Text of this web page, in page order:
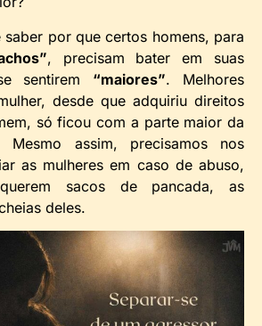
saber por que certos homens, para
, precisam bater em suas
sentirem “maiores”. Melhores
desde que adquiriu direitos
só ficou com a parte maior da
Mesmo assim, precisamos nos
as mulheres em caso de abuso,
sacos de pancada, as
deles.